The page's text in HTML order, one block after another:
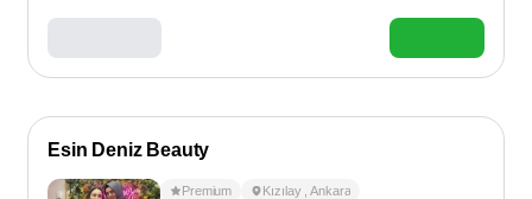
Esin Deniz Beauty
Premium Kızılay ,Ankara